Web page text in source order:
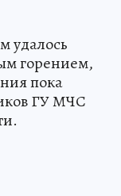
удалось
горением,
пока
ГУ МЧС